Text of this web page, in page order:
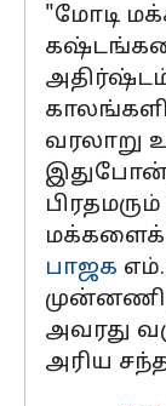
"மோடி
வரலாறு
மக்களைக்
பாஜக
முன்னணி
அவரது
அரிய